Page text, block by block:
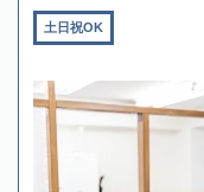
土日祝OK